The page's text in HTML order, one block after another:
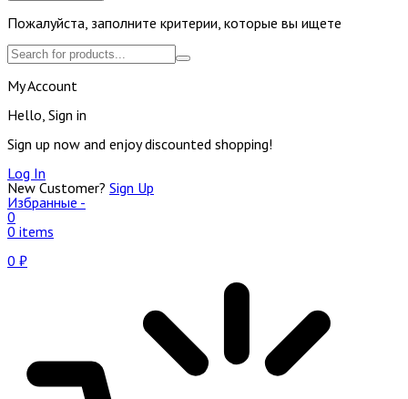
Пожалуйста, заполните критерии, которые вы ищете
My Account
Hello, Sign in
Sign up now and enjoy discounted shopping!
Log In
New Customer? Sign Up
Избранные -
0
0 items
0 ₽